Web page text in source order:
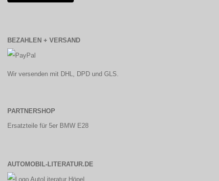
BEZAHLEN + VERSAND
Wir versenden mit DHL, DPD und GLS.
PARTNERSHOP
Ersatzteile für 5er BMW E28
AUTOMOBIL-LITERATUR.DE